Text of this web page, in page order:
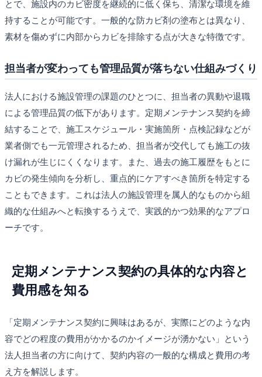
とで、施設内のカビ密度を継続的に低く保ち、清潔な環境を維
持することが可能です。一般的な防カビ剤の塗布とは異なり、
素材を傷めずに内部からカビを排除する点が大きな特徴です。
担当者が変わっても管理品質が落ちない仕組みづくり
法人における施設管理の課題のひとつに、担当者の異動や退職
による管理品質の低下があります。定期メンテナンス契約を締
結することで、施工スケジュール・実施箇所・点検記録などが
業者側でも一元管理されるため、担当者が交代しても施工の抜
け漏れが生じにくくなります。また、過去の施工履歴をもとに
カビの発生傾向を分析し、重点的にケアすべき箇所を特定する
こともできます。これは法人の施設管理を属人的なものから組
織的な仕組みへと転換するうえで、実践的かつ効果的なアプロ
ーチです。
定期メンテナンス契約の具体的な内容と
費用感を知る
「定期メンテナンス契約に興味はあるが、実際にどのような内
容でどの程度の費用がかかるのかイメージが湧かない」という
法人担当者の方に向けて、契約内容の一般的な構成と費用の考
え方を解説します。